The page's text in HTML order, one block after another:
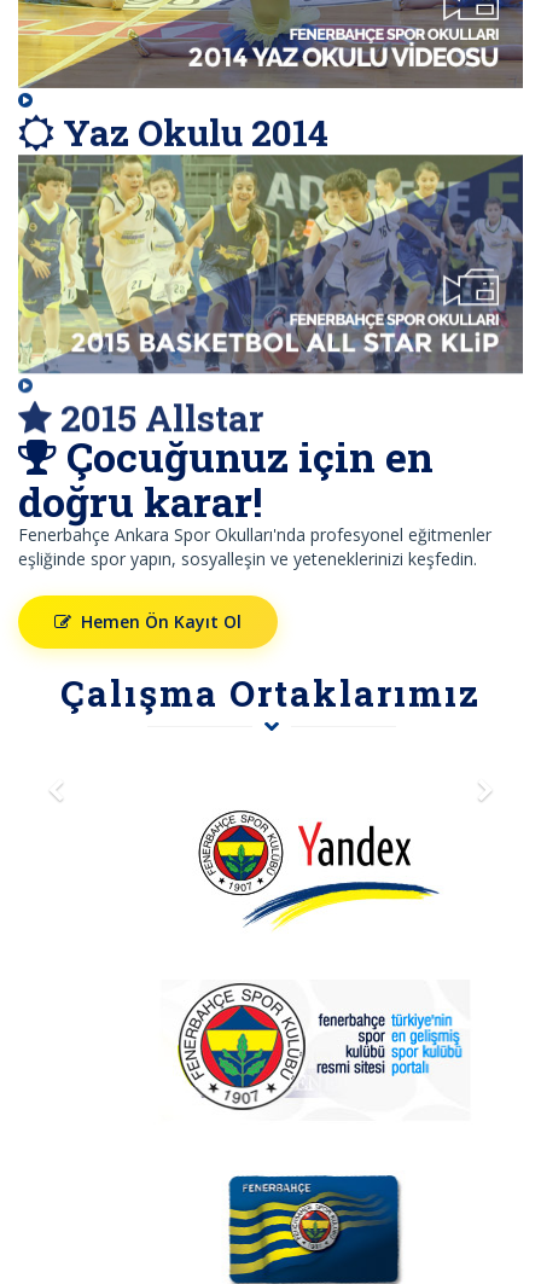
Yaz Okulu 2014
2015 Allstar
Çocuğunuz için en
doğru karar!
Fenerbahçe Ankara Spor Okulları'nda profesyonel eğitmenler
eşliğinde spor yapın, sosyalleşin ve yeteneklerinizi keşfedin.
Hemen Ön Kayıt Ol
Çalışma Ortaklarımız